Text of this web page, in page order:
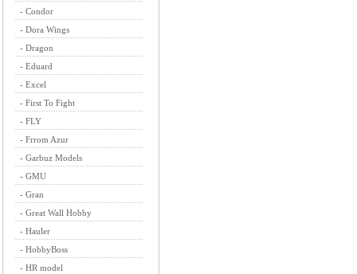
- Condor
- Dora Wings
- Dragon
- Eduard
- Excel
- First To Fight
- FLY
- Frrom Azur
- Garbuz Models
- GMU
- Gran
- Great Wall Hobby
- Hauler
- HobbyBoss
- HR model